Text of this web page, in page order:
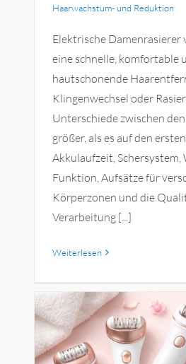
Haarwachstum- und Reduktion
Elektrische Damenrasierer
eine schnelle, komfortable
hautschonende
Klingenwechsel oder
Unterschiede zwischen
größer, als es auf den
Akkulaufzeit,
Funktion, Aufsätze für
Körperzonen und die
Verarbeitung [...]
Weiterlesen